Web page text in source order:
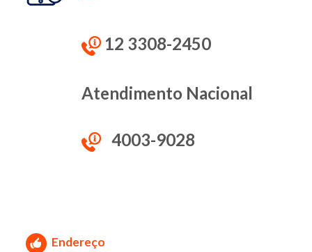
12 3308-2450
Atendimento Nacional
4003-9028
Endereço